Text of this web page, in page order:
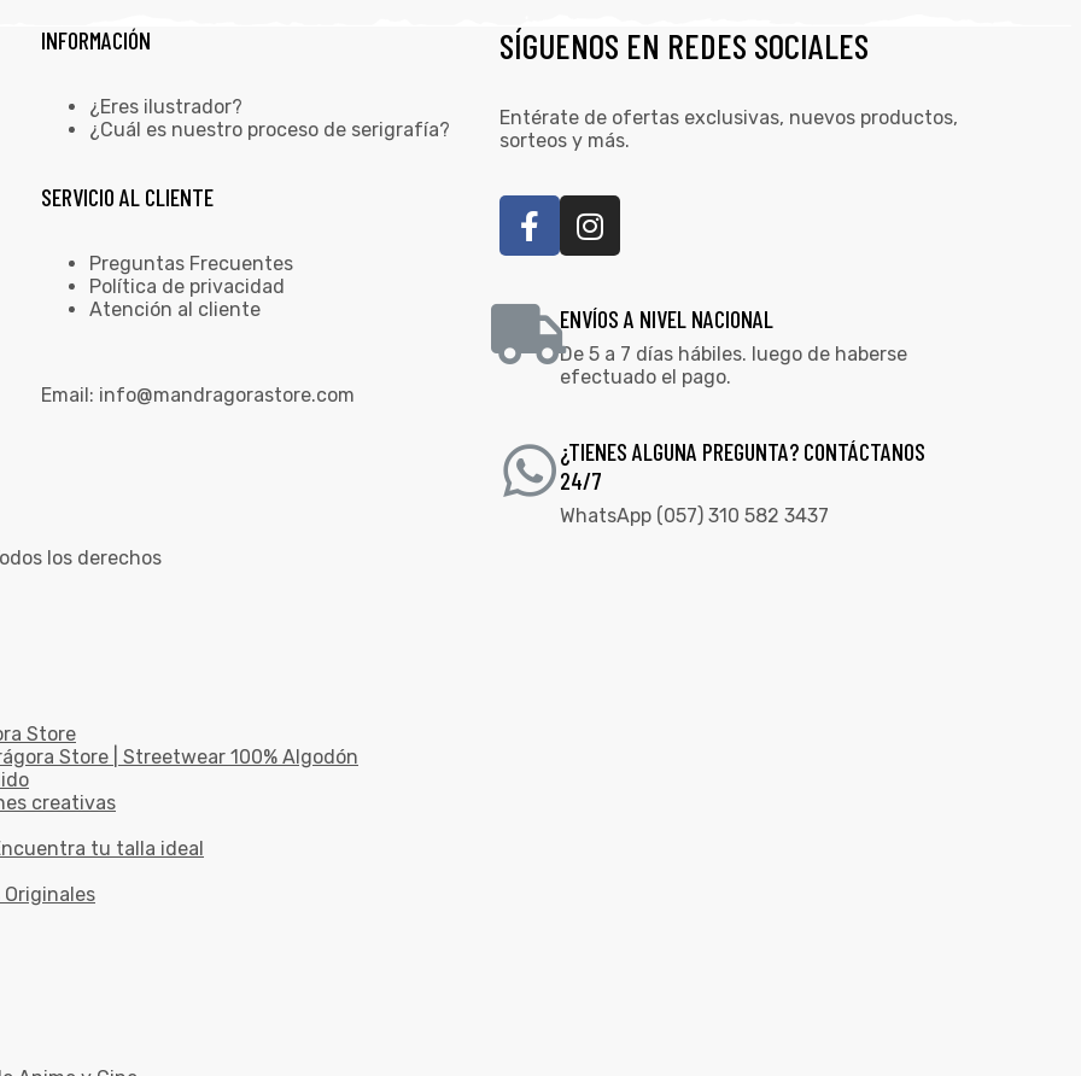
INFORMACIÓN
¿Eres ilustrador?
¿Cuál es nuestro proceso de serigrafía?
SERVICIO AL CLIENTE
Preguntas Frecuentes
Política de privacidad
Atención al cliente
Email: info@mandragorastore.com
SÍGUENOS EN REDES SOCIALES
Entérate de ofertas exclusivas, nuevos productos,
sorteos y más.
ENVÍOS A NIVEL NACIONAL
De 5 a 7 días hábiles. luego de haberse
efectuado el pago.
¿TIENES ALGUNA PREGUNTA? CONTÁCTANOS
24/7
WhatsApp (057) 310 582 3437
los derechos
Store
Store | Streetwear 100% Algodón
creativas
tu talla ideal